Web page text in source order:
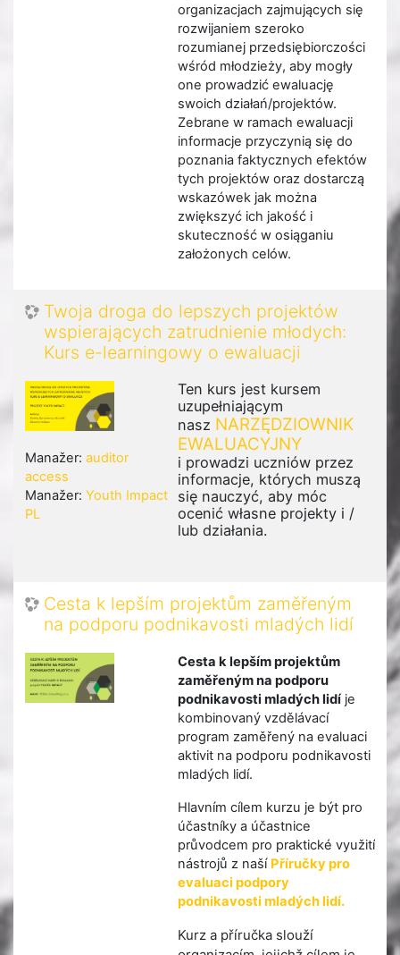
organizacjach zajmujących się
rozwijaniem szeroko
rozumianej przedsiębiorczości
wśród młodzieży, aby mogły
one prowadzić ewaluację
swoich działań/projektów.
Zebrane w ramach ewaluacji
informacje przyczynią się do
poznania faktycznych efektów
tych projektów oraz dostarczą
wskazówek jak można
zwiększyć ich jakość i
skuteczność w osiąganiu
założonych celów.
Twoja droga do lepszych projektów
wspierających zatrudnienie młodych:
Kurs e-learningowy o ewaluacji
Ten kurs jest kursem
uzupełniającym
nasz NARZĘDZIOWNIK
EWALUACYJNY
i prowadzi uczniów przez
informacje, których muszą
się nauczyć, aby móc
ocenić własne projekty i /
lub działania.
Manažer: auditor
access
Manažer: Youth Impact
PL
Cesta k lepším projektům zaměřeným
na podporu podnikavosti mladých lidí
Cesta k lepším projektům
zaměřeným na podporu
podnikavosti mladých lidíje
kombinovaný vzdělávací
program zaměřený na evaluaci
aktivit na podporu podnikavosti
mladých lidí.
Hlavním cílem kurzu je být pro
účastníky a účastnice
průvodcem pro praktické využití
nástrojů z naší Příručky pro
evaluaci podpory
podnikavosti mladých lidí.
Kurz a příručka slouží